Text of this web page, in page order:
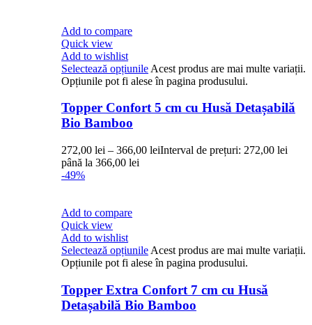
Add to compare
Quick view
Add to wishlist
Selectează opțiunile Acest produs are mai multe variații.
Opțiunile pot fi alese în pagina produsului.
Topper Confort 5 cm cu Husă Detașabilă
Bio Bamboo
272,00 lei – 366,00 leiInterval de prețuri: 272,00 lei
până la 366,00 lei
-49%
Add to compare
Quick view
Add to wishlist
Selectează opțiunile Acest produs are mai multe variații.
Opțiunile pot fi alese în pagina produsului.
Topper Extra Confort 7 cm cu Husă
Detașabilă Bio Bamboo